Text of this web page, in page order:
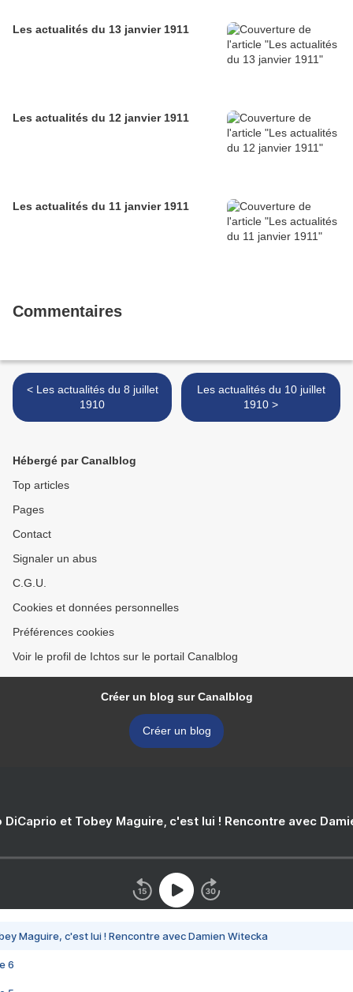
Les actualités du 13 janvier 1911
Les actualités du 12 janvier 1911
Les actualités du 11 janvier 1911
Commentaires
< Les actualités du 8 juillet
1910
Les actualités du 10 juillet
1910 >
Hébergé par Canalblog
Top articles
Pages
Contact
Signaler un abus
C.G.U.
Cookies et données personnelles
Préférences cookies
Voir le profil de Ichtos sur le portail Canalblog
Créer un blog sur Canalblog
Créer un blog
DiCaprio et Tobey Maguire, c'est lui ! Rencontre avec
Maguire, c'est lui ! Rencontre avec Damien Witecka
6